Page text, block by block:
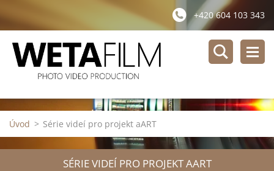
+420 604 103 343
Úvod > Série videí pro projekt aART
SÉRIE VIDEÍ PRO PROJEKT AART